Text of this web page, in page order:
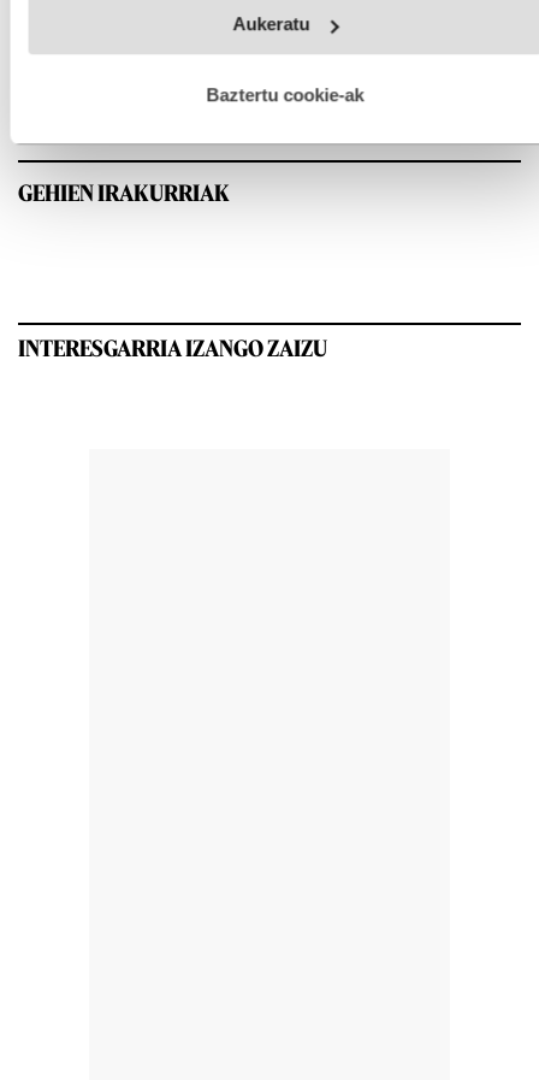
fitxategiak erabiltzen ditu. Zure esperientzia eta zerbitzuak
esplizitua ematen diguzu.Gehiago irakurri
Aukeratu
Baztertu cookie-ak
GEHIEN IRAKURRIAK
INTERESGARRIA IZANGO ZAIZU